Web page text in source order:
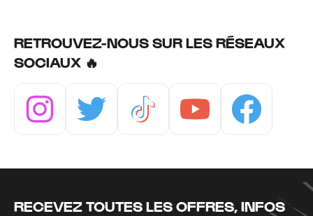
RETROUVEZ-NOUS SUR LES RÉSEAUX
SOCIAUX 🔥
RECEVEZ TOUTES LES OFFRES, INFOS